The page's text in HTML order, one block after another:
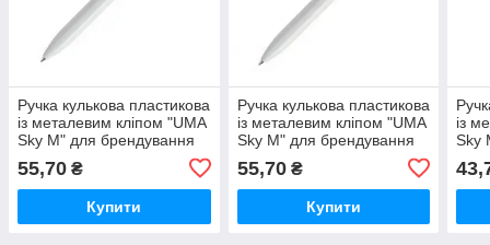
Ручка кулькова пластикова
із металевим кліпом "UMA
Sky M" для брендування
Білий Жовтий
55,70 ₴
Купити
Ручка кулькова пластикова
із металевим кліпом "UMA
Sky M" для брендування
друку логотипу Червоний
55,70₴
Купити
із
Sky